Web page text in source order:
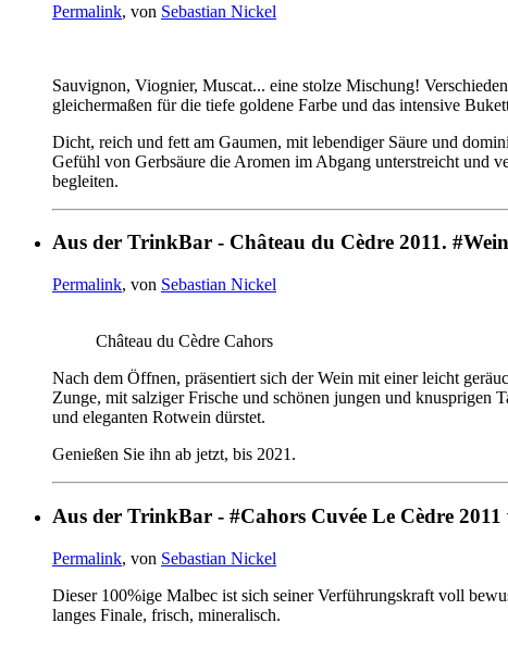
Permalink, von Sebastian Nickel
Sauvignon, Viognier, Muscat... eine stolze Mischung!
gleichermaßen für die tiefe goldene Farbe und das intensive
Dicht, reich und fett am Gaumen, mit lebendiger Säure und
Gefühl von Gerbsäure die Aromen im Abgang unterstreicht und
begleiten.
Aus der TrinkBar - Château du Cèdre 2011.
Permalink, von Sebastian Nickel
Château du Cèdre Cahors
Nach dem Öffnen, präsentiert sich der Wein mit einer leicht
Zunge, mit salziger Frische und schönen jungen und knusprigen
und eleganten Rotwein dürstet.
Genießen Sie ihn ab jetzt, bis 2021.
Aus der TrinkBar - #Cahors Cuvée Le Cèdre
Permalink, von Sebastian Nickel
Dieser 100%ige Malbec ist sich seiner Verführungskraft voll
langes Finale, frisch, mineralisch.